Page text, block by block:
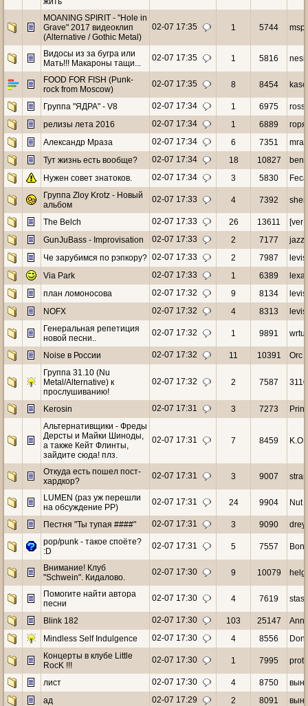
MOANING SPIRIT - "Hole in
Grave" 2017 видеоклип
(Alternative / Gothic Metal)
02-07 17:35 1 5744
Видосы из за бугра или
Мать!!! Макароны тащи...
02-07 17:35 1 5816
FOOD FOR FISH (Punk-
rock from Moscow)
02-07 17:35 8 8454
Группа "ЯДРА" - V8 02-07 17:34 1 6975
релизы лета 2016
02-07 17:34 1 6889
Александр Мраза
02-07 17:34 6 7351
Тут жизнь есть вообще?
02-07 17:34 18 10827
Нужен совет знатоков.
02-07 17:34 3 5830
Группа Zloy Krotz - Новый
альбом
02-07 17:33 4 7392
The Belch 02-07 17:33 26 13611
GunJuBass - Improvisation
02-07 17:33 2 7177
jazz
Че зарубимся по рэпкору? 02-07 17:33 2 7987
levis
Via Park
02-07 17:33 1 6389
план ломоносова
02-07 17:32 9 8134
levis
NOFX
02-07 17:32 4 8313
levis
Генеральная репетиция
новой песни..
02-07 17:32 1 9891
Noise в России 02-07 17:32 11 10391
Orc
Группа 31.10 (Nu
Metal/Alternative) к
прослушиванию!
02-07 17:32 2 7587 3110
Kerosin 02-07 17:31 3 7273
Альтернативщики - Фреды
Дерсты и Майки Шиноды,
а также Кейт Флинты,
зайдите сюда! плз.
02-07 17:31 7 8459
Откуда есть пошел пост-
хардкор?
02-07 17:31 3 9007
LUMEN (раз уж перешли
на обсуждение РР)
02-07 17:31 24 9904 Nut
Пестня "Ты тупая ####" 02-07 17:31 3 9090
pop/punk - такое споёте?
:D
02-07 17:31 5 7557
Внимание! Клуб
"Schwein". Кидалово.
02-07 17:30 9 10079
Помогите найти автора
песни
02-07 17:30 4 7619
Blink 182 02-07 17:30 103 25147
Mindless Self Indulgence
02-07 17:30 4 8556
Концерты в клубе Little
RocK !!!
02-07 17:30 1 7995 prot1
лист 02-07 17:30 4 8750
ад
02-07 17:29 2 8091